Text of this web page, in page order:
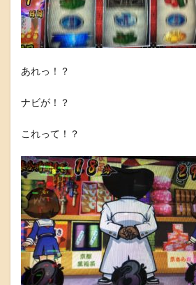
あれっ！？
ナビが！？
これって！？